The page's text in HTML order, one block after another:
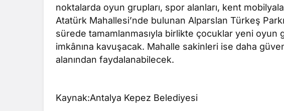
noktalarda oyun grupları, spor alanları, kent
Atatürk Mahallesi’nde bulunan Alparslan Türkeş
sürede tamamlanmasıyla birlikte çocuklar yeni oyun
imkânına kavuşacak. Mahalle sakinleri ise daha
alanından faydalanabilecek.
Kaynak:Antalya Kepez Belediyesi